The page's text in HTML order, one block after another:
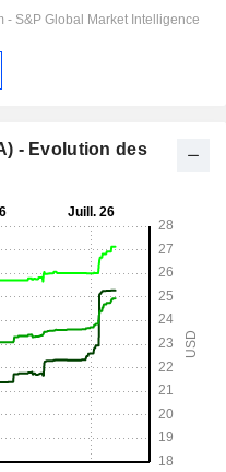
- Evolution des